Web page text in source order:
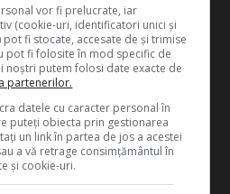
Redactia Conta
vor fi prelucrate, iar
(cookie-uri, identificatori unici și
fi stocate, accesate de și trimise
pot fi folosite în mod specific de
noștri putem folosi date exacte de
partenerilor.
datele cu caracter personal în
puteți obiecta prin gestionarea
un link în partea de jos a acestei
a vă retrage consimțământul în
și cookie-uri.